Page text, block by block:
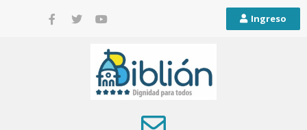
Ingreso